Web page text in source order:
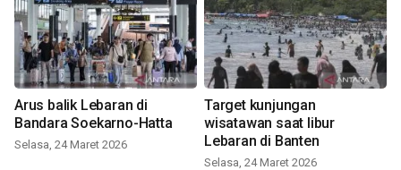
Arus balik Lebaran di
Bandara Soekarno-Hatta
Selasa, 24 Maret 2026
Target kunjungan
wisatawan saat libur
Lebaran di Banten
Selasa, 24 Maret 2026